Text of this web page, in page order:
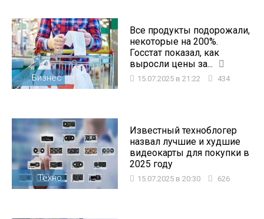
Бизнес
Все продукты подорожали,
некоторые на 200%.
Госстат показал, как
выросли цены за...
15.07.2025 в 21:22 434
Техно
Известный техноблогер
назвал лучшие и худшие
видеокарты для покупки в
2025 году
15.07.2025 в 20:30 626